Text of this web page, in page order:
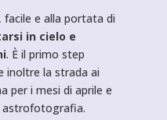
e alla portata di
in cielo e
. È il primo step
inoltre la strada ai
per i mesi di aprile e
astrofotografia.